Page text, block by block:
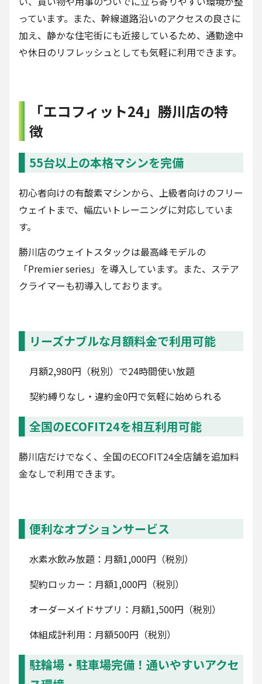
っています。また、幹線道路沿いのアクセスの良さに
加え、静かな住宅街にも近接しているため、通勤途中
や休日のリフレッシュとしても気軽に利用できます。
「エコフィット24」勝川店の特
徴
55台以上の本格マシンを完備
初心者向けの有酸素マシンから、上級者向けのフリー
ウェイトまで、幅広いトレーニングに対応していま
す。
勝川店のウェイトスタックは最高峰モデルの
「Premier series」を導入しています。また、ステア
クライマーも初導入しております。
リーズナブルな月額料金で利用可能
月額2,980円（税別）で24時間使い放題
契約縛りなし・違約金0円で気軽に始められる
全国のECOFIT24を相互利用可能
勝川店だけでなく、全国のECOFIT24全店舗を追加料
金なしで利用できます。
便利なオプションサービス
水素水飲み放題：月額1,000円（税別）
契約ロッカー：月額1,000円（税別）
オーダーメイドサプリ：月額1,500円（税別）
体組成計利用：月額500円（税別）
駐輪場・駐車場完備！通いやすいアクセ